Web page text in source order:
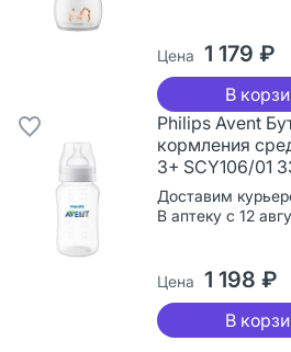
Цена 1 179 ₽
В
Philips Avent
кормления
3+ SCY106/01
Доставим
В аптеку с 12
Цена 1 198 ₽
В